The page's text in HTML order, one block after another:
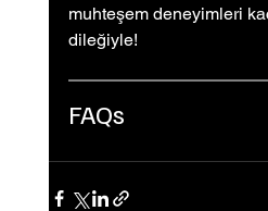
muhteşem deneyimleri
dileğiyle!
FAQs